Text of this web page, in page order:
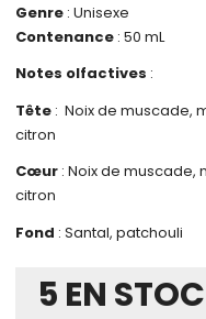
Genre : Unisexe
Contenance : 50 mL
Notes olfactives :
Tête :Noix de muscade,
citron
Cœur :Noix de muscade,
citron
Fond :Santal, patchouli
5 EN